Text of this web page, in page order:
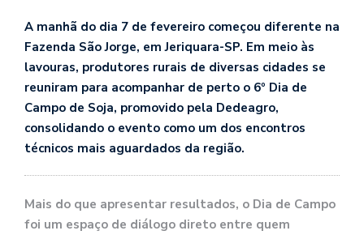
A manhã do dia 7 de fevereiro começou diferente na
Fazenda São Jorge, em Jeriquara-SP. Em meio às
lavouras, produtores rurais de diversas cidades se
reuniram para acompanhar de perto o 6º Dia de
Campo de Soja, promovido pela Dedeagro,
consolidando o evento como um dos encontros
técnicos mais aguardados da região.
Mais do que apresentar resultados, o Dia de Campo
foi um espaço de diálogo direto entre quem